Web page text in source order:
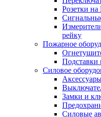
Розетки
рейку
Пожарное
Подставки
Силовое
Замки и
Силовые